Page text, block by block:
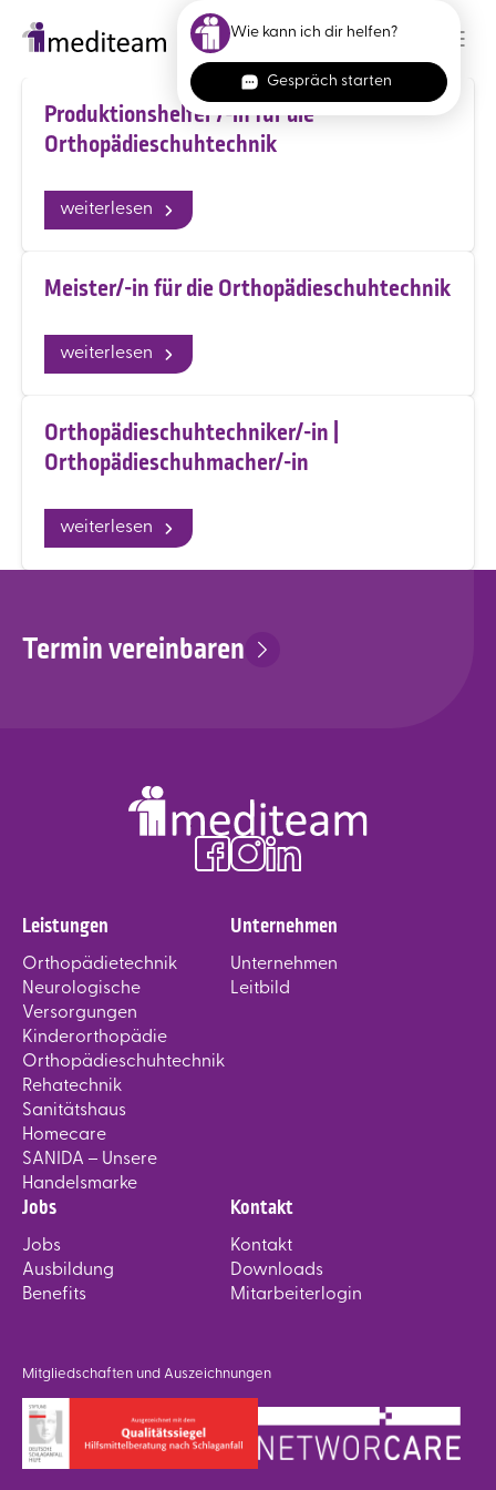
Produktionshelfer /-in für die
Orthopädieschuhtechnik
weiterlesen
Meister/-in für die Orthopädieschuhtechnik
weiterlesen
Orthopädieschuhtechniker/-in |
Orthopädieschuhmacher/-in
weiterlesen
Termin vereinbaren
Leistungen
Orthopädietechnik
Neurologische
Versorgungen
Kinderorthopädie
Orthopädieschuhtechnik
Rehatechnik
Sanitätshaus
Homecare
SANIDA – Unsere
Handelsmarke
Unternehmen
Unternehmen
Leitbild
Jobs
Jobs
Ausbildung
Benefits
Kontakt
Kontakt
Downloads
Mitarbeiterlogin
Mitgliedschaften und Auszeichnungen